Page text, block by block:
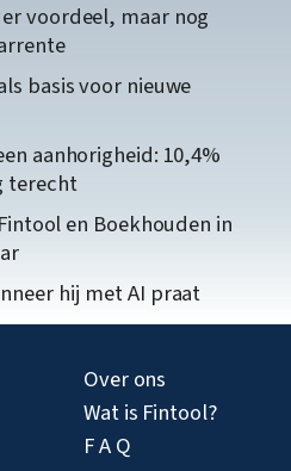
voordeel, maar nog
basis voor nieuwe
aanhorigheid: 10,4%
terecht
en Boekhouden in
hij met AI praat
Over ons
Wat is Fintool?
F A Q